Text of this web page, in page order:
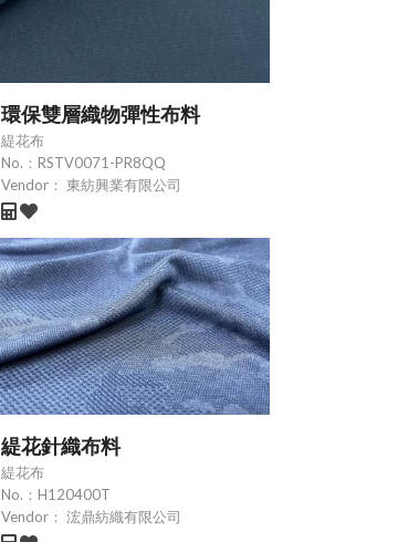
環保雙層織物彈性布料
緹花布
No.： RSTV0071-PR8QQ
Vendor： 東紡興業有限公司
緹花針織布料
緹花布
No.： H120400T
Vendor： 浤鼎紡織有限公司